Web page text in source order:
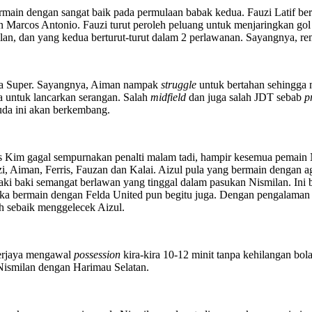
dengan sangat baik pada permulaan babak kedua. Fauzi Latif
Antonio. Fauzi turut peroleh peluang untuk menjaringkan
dan yang kedua berturut-turut dalam 2 perlawanan. Sayangnya,
Sayangnya, Aiman nampak struggle untuk bertahan
untuk lancarkan serangan. Salah midfield dan juga salah JDT sebab
ini akan berkembang.
gagal sempurnakan penalti malam tadi, hampir kesemua
Aiman, Ferris, Fauzan dan Kalai. Aizul pula yang bermain dengan
baki semangat berlawan yang tinggal dalam pasukan Nismilan.
bermain dengan Felda United pun begitu juga. Dengan
sebaik menggelecek Aizul.
mengawal possession kira-kira 10-12 minit tanpa kehilangan
dengan Harimau Selatan.